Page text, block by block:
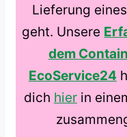
Lieferung
geht. Unsere
dem
EcoService24
dich hierin